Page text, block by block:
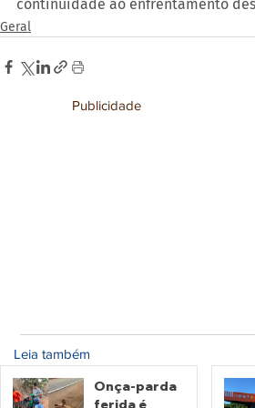
continuidade ao enfrentamento
Geral
Publicidade
Leia também
Onça-parda
ferida é